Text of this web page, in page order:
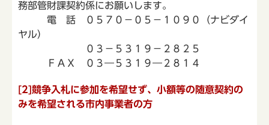
務部管財課契約係にお願いします。
電 話 ０５７０－０５－１０９０（ナビダイ
ヤル）
０３－５３１９－２８２５
ＦＡＸ ０３―５３１９―２８１４
[2]競争入札に参加を希望せず、小額等の随意契約の
みを希望される市内事業者の方